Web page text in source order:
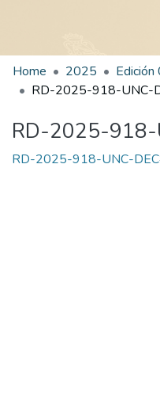
Home 2025
RD-2025-918-
RD-2025-918-UNC-